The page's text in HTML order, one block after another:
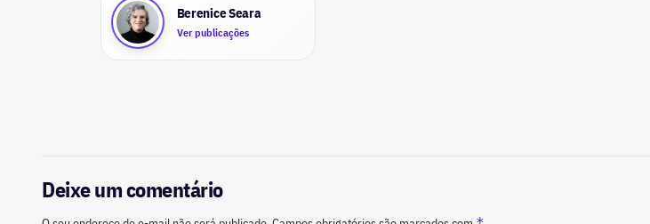
Berenice Seara
Ver publicações
Deixe um comentário